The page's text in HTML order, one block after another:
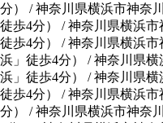
分）
/神奈川県横浜市神奈
徒歩4分）
/神奈川県横浜市
徒歩4分）
/神奈川県横浜市
浜」徒歩4分）
/神奈川県横
浜」徒歩4分）
/神奈川県横
徒歩4分）
/神奈川県横浜市
分）
/神奈川県横浜市神奈